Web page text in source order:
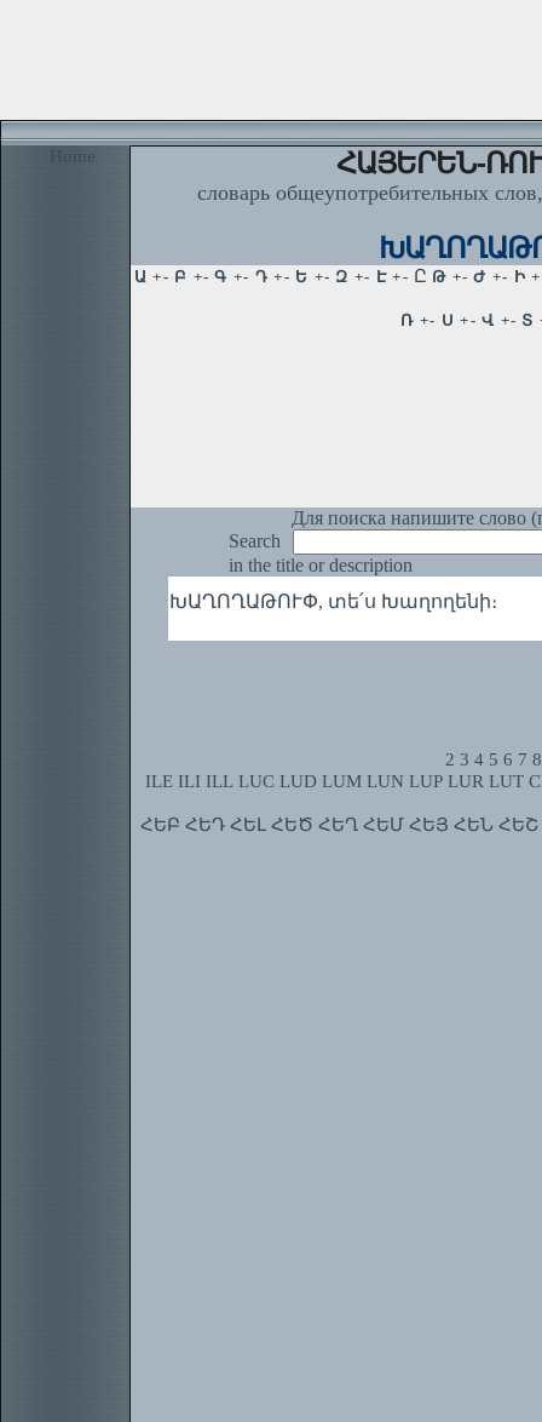
Home ՀԱՅԵՐԵՆ-
словарь общеупотребительных
Для поиска напишите слово
Search
in the title or description
ԽԱՂՈՂԱԹՈՒՓ, տե՛ս Խաղողենի։
2 3 4 5 6 7 8
ILE ILI ILL LUC LUD LUM LUN LUP LUR LUT
ՀԵԲ ՀԵԴ ՀԵԼ ՀԵԾ ՀԵՂ ՀԵՄ ՀԵՅ ՀԵՆ ՀԵՇ